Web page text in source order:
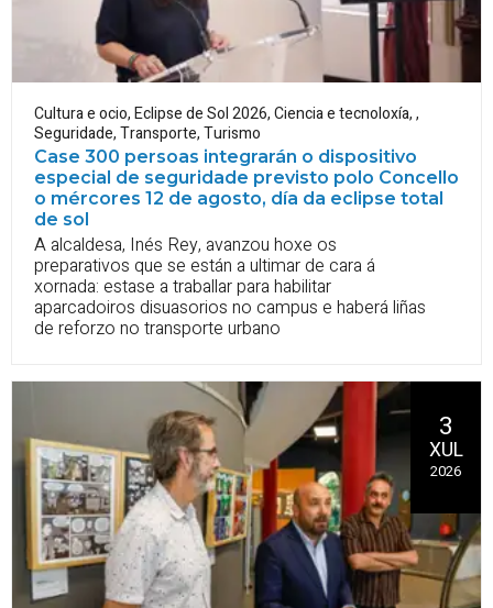
Cultura e ocio,Eclipse de Sol 2026,Ciencia e tecnoloxía,,
Seguridade,Transporte,Turismo
Case 300 persoas integrarán o dispositivo
especial de seguridade previsto polo Concello
o mércores 12 de agosto, día da eclipse total
de sol
A alcaldesa, Inés Rey, avanzou hoxe os
preparativos que se están a ultimar de cara á
xornada: estase a traballar para habilitar
aparcadoiros disuasorios no campus e haberá liñas
de reforzo no transporte urbano
3
XUL
2026